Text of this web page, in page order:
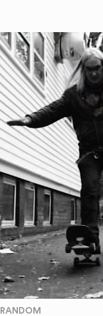
RANDOM